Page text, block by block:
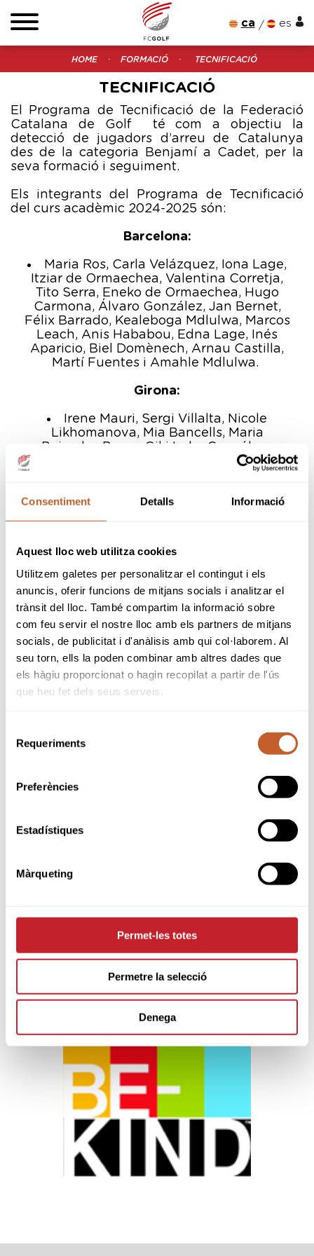
Consentiment Detalls Informació
Aquest lloc web utilitza cookies
Utilitzem galetes per personalitzar el contingut i els
anuncis, oferir funcions de mitjans socials i analitzar el
trànsit del lloc. També compartim la informació sobre
com feu servir el nostre lloc amb els partners de mitjans
socials, de publicitat i d'anàlisis amb qui col·laborem. Al
seu torn, ells la poden combinar amb altres dades que
els hàgiu proporcionat o hagin recopilat a partir de l'ús
que heu fet dels seus serveis.
Requeriments
Preferències
Estadístiques
Màrqueting
Permet-les totes
Permetre la selecció
Denega
ca es
HOME FORMACIÓ TECNIFICACIÓ
TECNIFICACIÓ
El Programa de Tecnificació de la Federació
Catalana de Golf té com a objectiu la
detecció de jugadors d’arreu de Catalunya
des de la categoria Benjamí a Cadet, per la
seva formació i seguiment.
Els integrants del Programa de Tecnificació
del curs acadèmic 2024-2025 són:
Barcelona:
Maria Ros, Carla Velázquez, Iona Lage,
Itziar de Ormaechea, Valentina Corretja,
Tito Serra, Eneko de Ormaechea, Hugo
Carmona, Álvaro González, Jan Bernet,
Félix Barrado, Kealeboga Mdlulwa, Marcos
Leach, Anis Hababou, Edna Lage, Inés
Aparicio, Biel Domènech, Arnau Castilla,
Martí Fuentes i Amahle Mdlulwa.
Girona:
Irene Mauri, Sergi Villalta, Nicole
Likhomanova, Mia Bancells, Maria
Boixader, Bruno Gil i Luka González.
Pol Teruel, Leonardo Oliver, Marc
Camps, Gabriel de Souza i Daniela Esteve.
Lleida:
Gerard Fonfreda, Pau Fonfreda, Jaume
Pollina i Ramon Vila.
Sponsors & Partners oficials